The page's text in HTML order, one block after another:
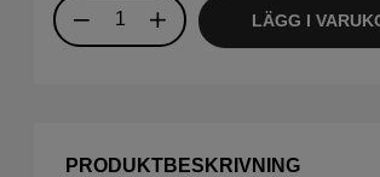
LÄGG I
PRODUKTBESKRIVNING